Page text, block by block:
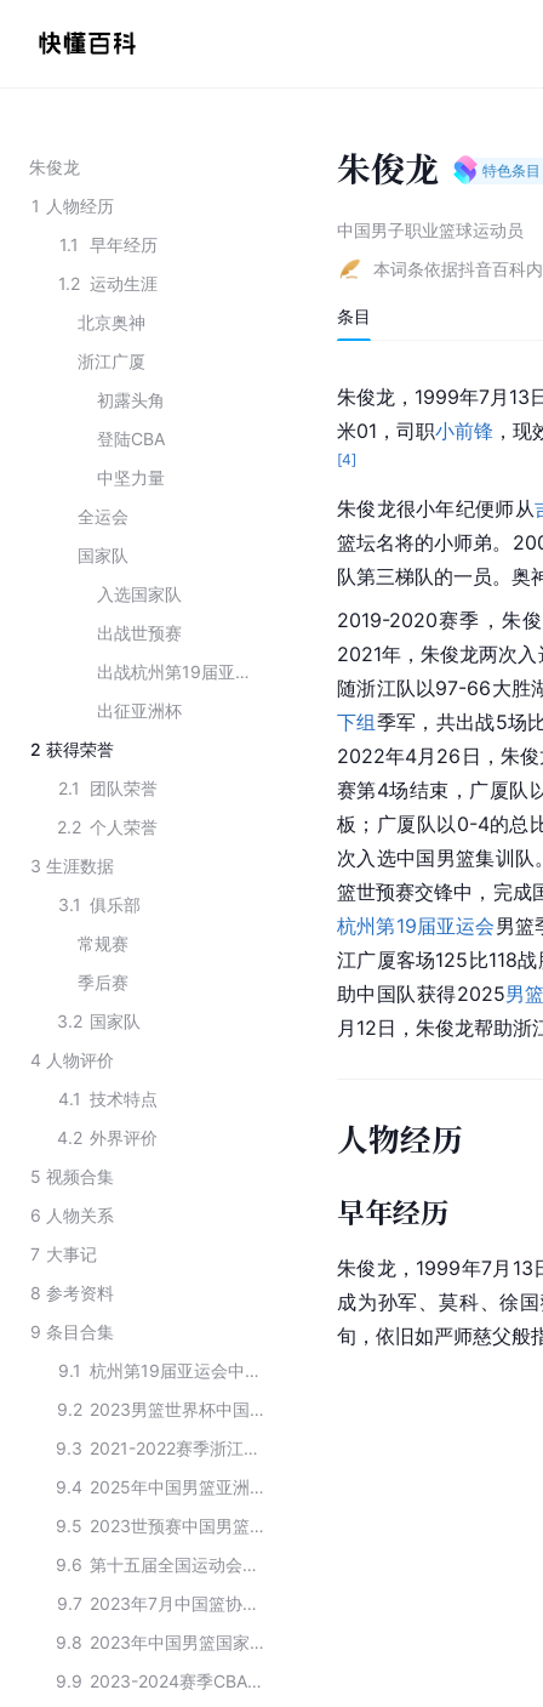
朱俊龙
1 人物经历
1.1
早年经历
1.2 运动生涯
北京奥神
浙江广厦
初露头角
登陆CBA
中坚力量
全运会
国家队
入选国家队
出战世预赛
出战杭州第19届亚运会
出征亚洲杯
2 获得荣誉
2.1
团队荣誉
2.2 个人荣誉
3 生涯数据
3.1 俱乐部
常规赛
季后赛
3.2 国家队
4 人物评价
4.1 技术特点
4.2 外界评价
5 视频合集
6 人物关系
7 大事记
8 参考资料
9 条目合集
9.1
杭州第19届亚运会中国篮球队参赛运动员
9.2
2023男篮世界杯中国队参赛球员名单
9.3
2021-2022赛季浙江广厦雄狮俱乐部篮球运动员
9.4
2025年中国男篮亚洲杯预选赛第一窗口期集训人员名单
9.5
2023世预赛中国男篮名单
9.6
第十五届全国运动会篮球男子成年组获奖阵容
9.7
2023年7月中国篮协国家队五人男篮人才库名单
9.8
2023年中国男篮国家队人才库名单
9.9
2023-2024赛季CBA浙江广厦球员名单
朱俊龙 特色条目
中国男子职业篮球运动员
本词条依据抖音百科
条目
朱俊龙，1999年7月13
米01，司职小前锋 ，
[4]
朱俊龙很小年纪便师从
篮坛名将的小师弟。
队第三梯队的一员。奥
2019-2020赛季，朱
2021年，朱俊龙两次
随浙江队以97-66大胜
下组季军，共出战5场
2022年4月26日，朱
赛第4场结束，广厦队
板；广厦队以0-4的总
次入选中国男篮集训队
篮世预赛交锋中，完成
杭州第19届亚运会男篮
江广厦客场125比118
助中国队获得2025男
月12日，朱俊龙帮助浙
人物经历
早年经历
朱俊龙，1999年7月13
成为孙军、莫科、徐
旬，依旧如严师慈父般